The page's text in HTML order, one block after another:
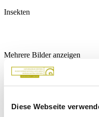
Diese Webseite
Insekten
Mehrere Bilder anzeigen
Feine haarige Fühler
von Facettenaugen
Borsten und Klauen sorgten